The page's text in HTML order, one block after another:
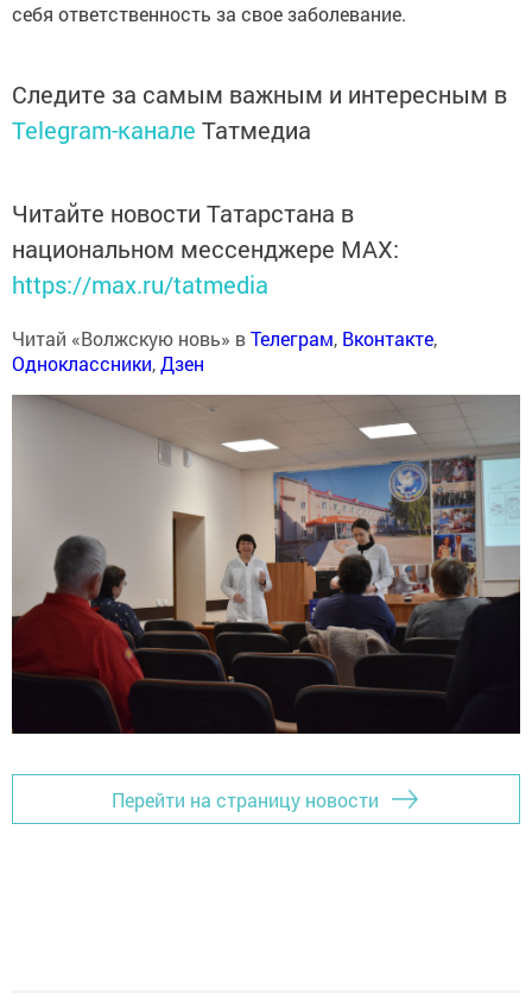
себя ответственность за свое заболевание.
Следите за самым важным и интересным в
Telegram-канале Татмедиа
Читайте новости Татарстана в
национальном мессенджере MАХ:
https://max.ru/tatmedia
Читай «Волжскую новь» вТелеграм, Вконтакте,
Одноклассники,Дзен
Перейти на страницу новости